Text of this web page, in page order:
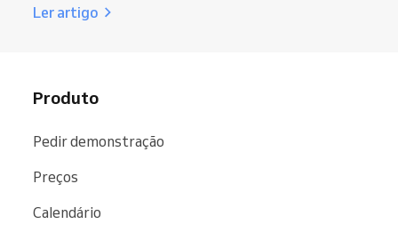
Ler artigo
Produto
Pedir demonstração
Preços
Calendário